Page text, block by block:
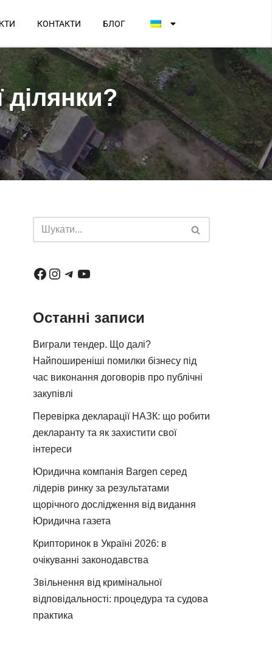
КОНТАКТИ БЛОГ
Останні записи
Виграли тендер. Що далі?
Найпоширеніші помилки бізнесу під
час виконання договорів про публічні
закупівлі
Перевірка декларації НАЗК: що робити
декларанту та як захистити свої
інтереси
Юридична компанія Bargen серед
лідерів ринку за результатами
щорічного дослідження від видання
Юридична газета
Крипторинок в Україні 2026: в
очікуванні законодавства
Звільнення від кримінальної
відповідальності: процедура та судова
практика